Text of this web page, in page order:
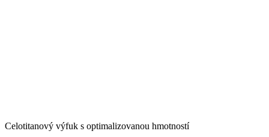
Celotitanový výfuk s optimalizovanou hmotností